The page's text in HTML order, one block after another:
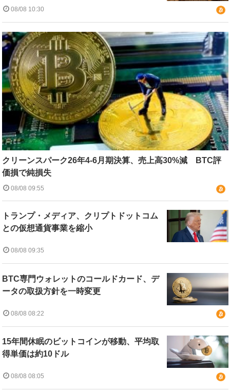
08/08 10:30
クリーンスパーク26年4-6月期決算、売上高30%減 BTC評
価損で純損失
08/08 09:55
トランプ・メディア、クリプトドットコム
との仮想通貨事業を縮小
08/08 09:35
BTC専門ウォレットのコールドカード、デ
ータの取扱方針を一時変更
08/08 08:22
15年間休眠のビットコインが移動、平均取
得単価は約10ドル
08/08 08:05